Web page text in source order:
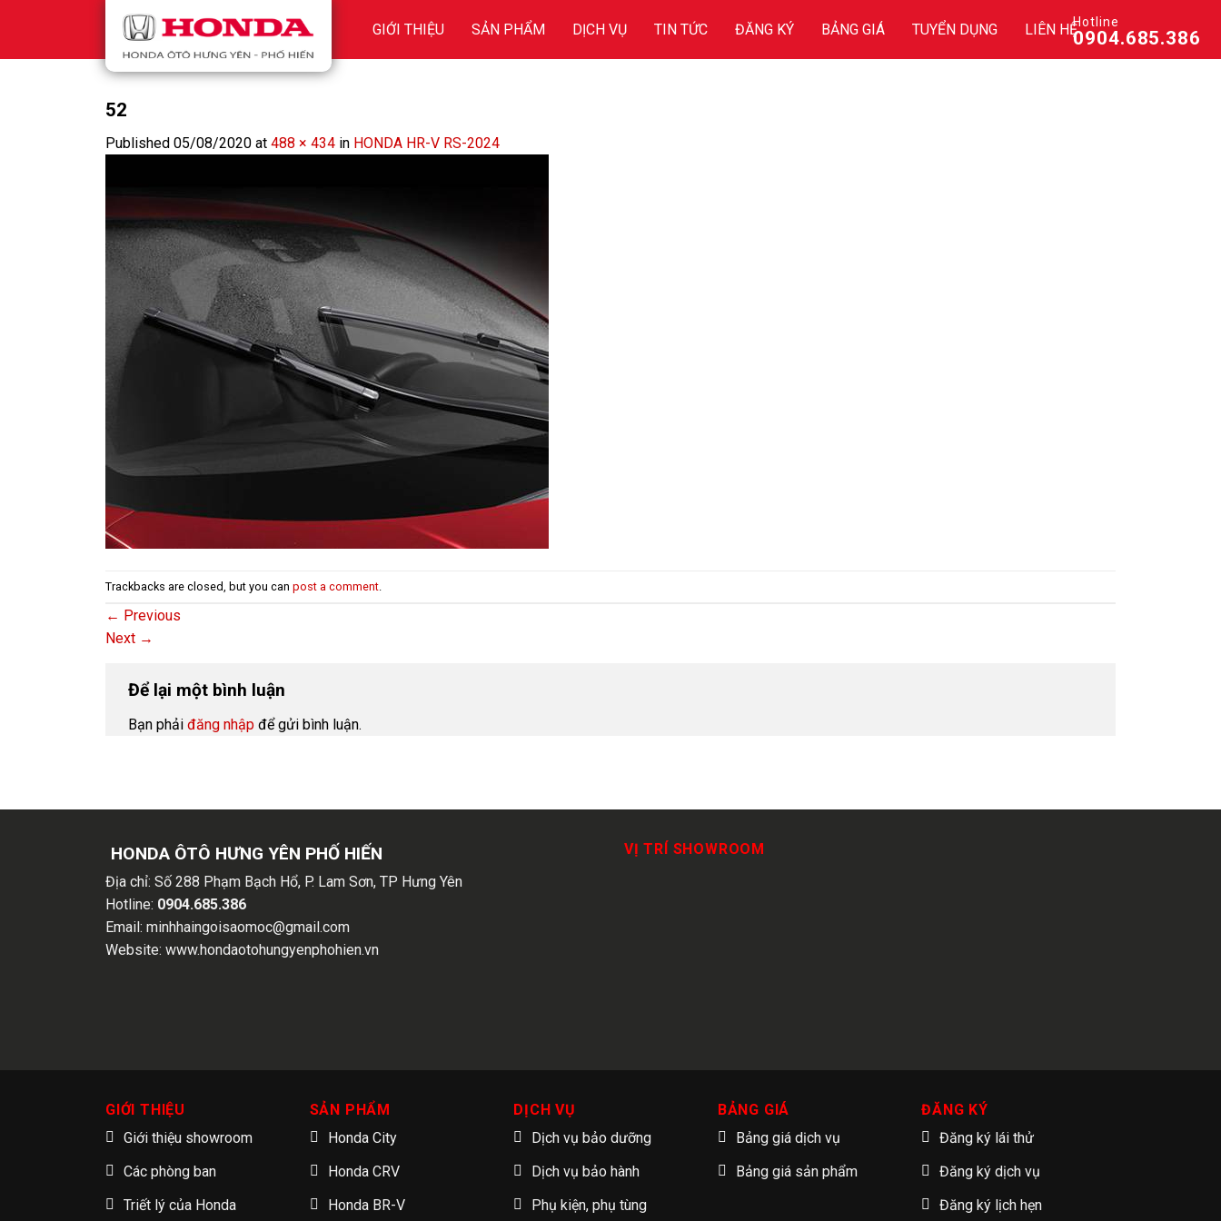
content
GIỚI THIỆU SẢN PHẨM DỊCH VỤ TIN TỨC ĐĂNG KÝ BẢNG GIÁ TUYỂN DỤNG LIÊN HỆHotline
0904.685.386
52
Published 05/08/2020 at 488 × 434 in HONDA HR-V RS-2024
Trackbacks are closed, but you can post a comment
← Previous
Next →
Để lại một bình luận
Bạn phải đăng nhập để gửi bình luận.
HONDA ÔTÔ HƯNG YÊN PHỐ HIẾN
Địa chỉ: Số 288 Phạm Bạch Hổ, P. Lam Sơn, TP Hưng Yên
Hotline: 0904.685.386
Email: minhhaingoisaomoc@gmail.com
Website: www.hondaotohungyenphohien.vn
VỊ TRÍ SHOWROOM
GIỚI THIỆU
Giới thiệu showroom
Các phòng ban
Triết lý của Honda
SẢN PHẨM
Honda City
Honda CRV
Honda BR-V
DỊCH VỤ
Dịch vụ bảo dưỡng
Dịch vụ bảo hành
Phụ kiện, phụ tùng
BẢNG GIÁ
Bảng giá dịch vụ
Bảng giá sản phẩm
ĐĂNG KÝ
Đăng ký lái thử
Đăng ký dịch vụ
Đăng ký lịch hẹn